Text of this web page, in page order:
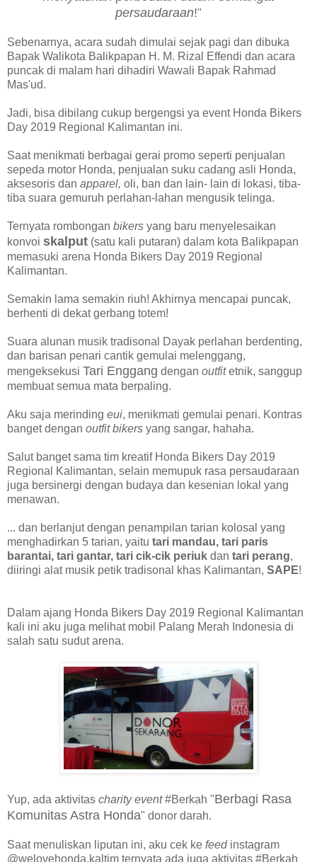
persaudaraan!"
Sebenarnya, acara sudah dimulai sejak pagi dan dibuka
Bapak Walikota Balikpapan H. M. Rizal Effendi dan acara
puncak di malam hari dihadiri Wawali Bapak Rahmad
Mas'ud.
Jadi, bisa dibilang cukup bergengsi ya event Honda Bikers
Day 2019 Regional Kalimantan ini.
Saat menikmati berbagai gerai promo seperti penjualan
sepeda motor Honda, penjualan suku cadang asli Honda,
aksesoris dan apparel, oli, ban dan lain- lain di lokasi, tiba-
tiba suara gemuruh perlahan-lahan mengusik telinga.
Ternyata rombongan bikers yang baru menyelesaikan
konvoi skalput (satu kali putaran) dalam kota Balikpapan
memasuki arena Honda Bikers Day 2019 Regional
Kalimantan.
Semakin lama semakin riuh! Akhirnya mencapai puncak,
berhenti di dekat gerbang totem!
Suara alunan musik tradisonal Dayak perlahan berdenting,
dan barisan penari cantik gemulai melenggang,
mengeksekusi Tari Enggang dengan outfitetnik, sanggup
membuat semua mata berpaling.
Aku saja merinding eui, menikmati gemulai penari. Kontras
banget dengan outfit bikers yang sangar, hahaha.
Salut banget sama tim kreatif Honda Bikers Day 2019
Regional Kalimantan, selain memupuk rasa persaudaraan
juga bersinergi dengan budaya dan kesenian lokal yang
menawan.
... dan berlanjut dengan penampilan tarian kolosal yang
menghadirkan 5 tarian, yaitu tari mandau, tari paris
barantai, tari gantar, tari cik-cik periuk dan tari perang,
diiringi alat musik petik tradisonal khas Kalimantan, SAPE!
Dalam ajang Honda Bikers Day 2019 Regional Kalimantan
kali ini aku juga melihat mobil Palang Merah Indonesia di
salah satu sudut arena.
Yup, ada aktivitas charity event#Berkah "Berbagi Rasa
Komunitas Astra Honda" donor darah.
Saat menuliskan liputan ini, aku cek ke feedinstagram
@welovehonda.kaltim ternyata ada juga aktivitas #Berkah